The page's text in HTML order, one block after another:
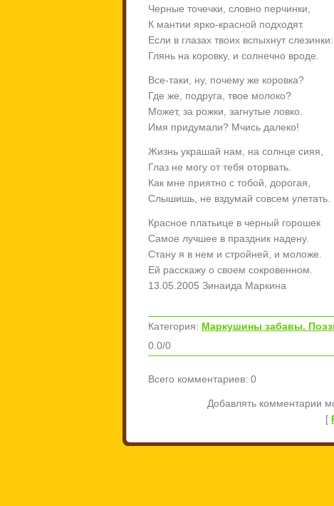
Черные точечки, словно перчинки,
К мантии ярко-красной подходят.
Если в глазах твоих вспыхнут слезинки:
Глянь на коровку, и солнечно вроде.
Все-таки, ну, почему же коровка?
Где же, подруга, твое молоко?
Может, за рожки, загнутые ловко.
Имя придумали? Мчись далеко!
Жизнь украшай нам, на солнце сияя,
Глаз не могу от тебя оторвать.
Как мне приятно с тобой, дорогая,
Слышишь, не вздумай совсем улетать.
Красное платьице в черный горошек
Самое лучшее в праздник надену.
Стану я в нем и стройней, и моложе.
Ей расскажу о своем сокровенном.
13.05.2005 Зинаида Маркина
Категория: Маркушины забавы.
0.0/0
Всего комментариев: 0
Добавлять комментарии
[